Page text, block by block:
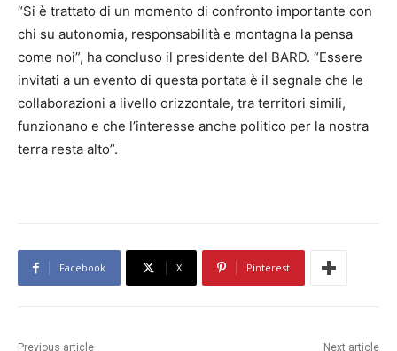
“Si è trattato di un momento di confronto importante con
chi su autonomia, responsabilità e montagna la pensa
come noi”, ha concluso il presidente del BARD. “Essere
invitati a un evento di questa portata è il segnale che le
collaborazioni a livello orizzontale, tra territori simili,
funzionano e che l’interesse anche politico per la nostra
terra resta alto”.
Facebook X Pinterest
Previous article Next article